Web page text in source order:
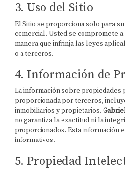
3. Uso del Sitio
El Sitio se proporciona solo para
comercial. Usted se compromete
manera que infrinja las leyes
o a terceros.
4. Información de
La información sobre propiedades
proporcionada por terceros,
inmobiliarios y propietarios.
no garantiza la exactitud ni la
proporcionados. Esta información
informativos.
5. Propiedad